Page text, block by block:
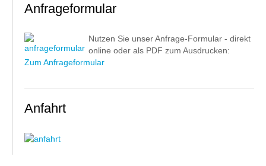
Anfrageformular
Nutzen Sie unser Anfrage-Formular - direkt
online oder als PDF zum Ausdrucken:
Zum Anfrageformular
Anfahrt